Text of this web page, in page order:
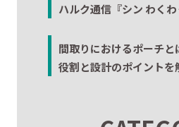
ハルク通信『シン わくわ
間取りにおけるポーチ
役割と設計のポイントを